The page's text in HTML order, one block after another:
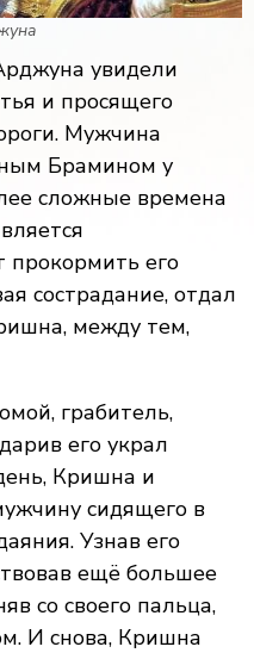
увидели
и просящего
Мужчина
Брамином у
сложные времена
прокормить его
сострадание, отдал
между тем,
грабитель,
его украл
Кришна и
сидящего в
Узнав его
ещё большее
со своего пальца,
И снова, Кришна